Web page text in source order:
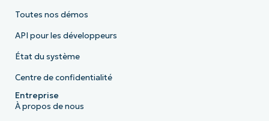
Toutes nos démos
API pour les développeurs
État du système
Centre de confidentialité
Entreprise
À propos de nous